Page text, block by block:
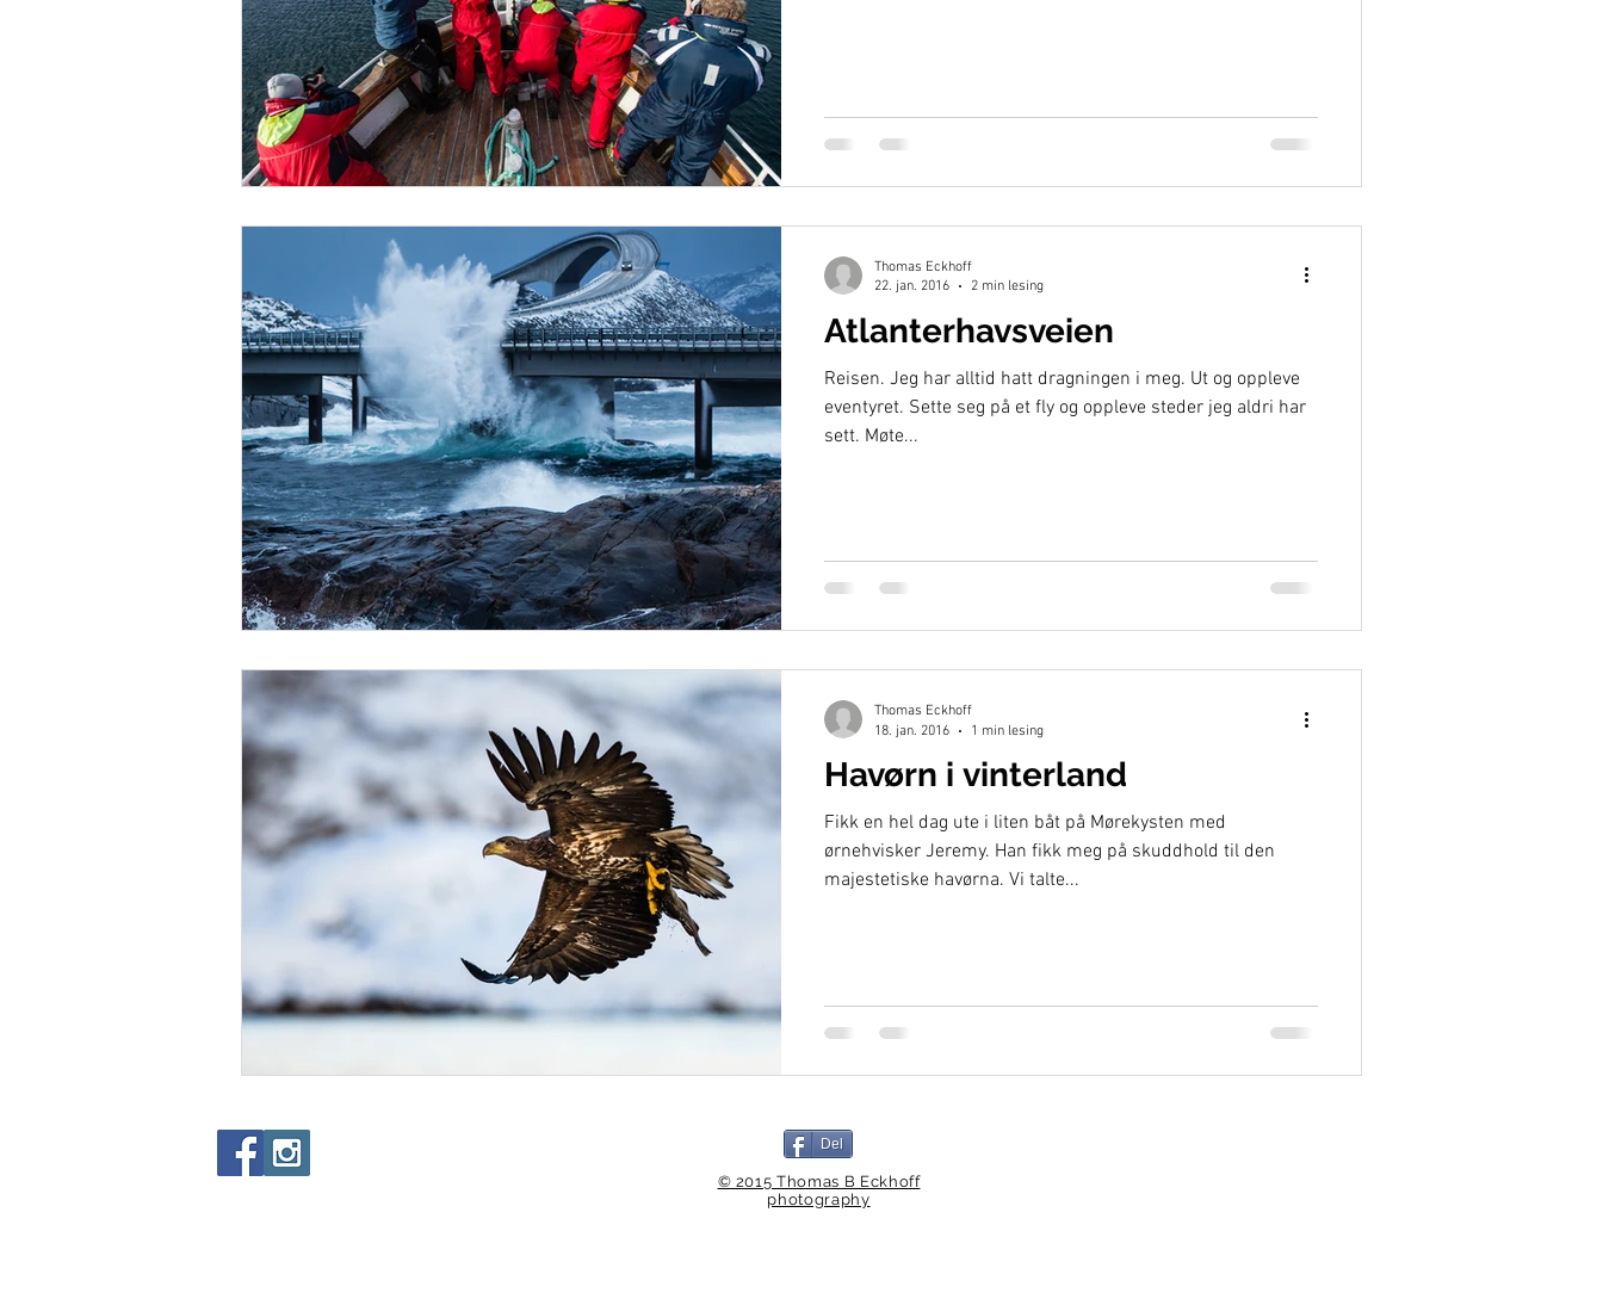
Atlanterhavsveien
Reisen. Jeg har alltid hatt dragningen i meg. Ut og oppleve
eventyret. Sette seg på et fly og oppleve steder jeg aldri har
sett. Møte...
Thomas Eckhoff
22. jan. 2016
2 min lesing
Havørn i vinterland
Fikk en hel dag ute i liten båt på Mørekysten med
ørnehvisker Jeremy. Han fikk meg på skuddhold til den
majestetiske havørna. Vi talte...
Thomas Eckhoff
18. jan. 2016
1 min lesing
Del
© 2015 Thomas B Eckhoff
photography